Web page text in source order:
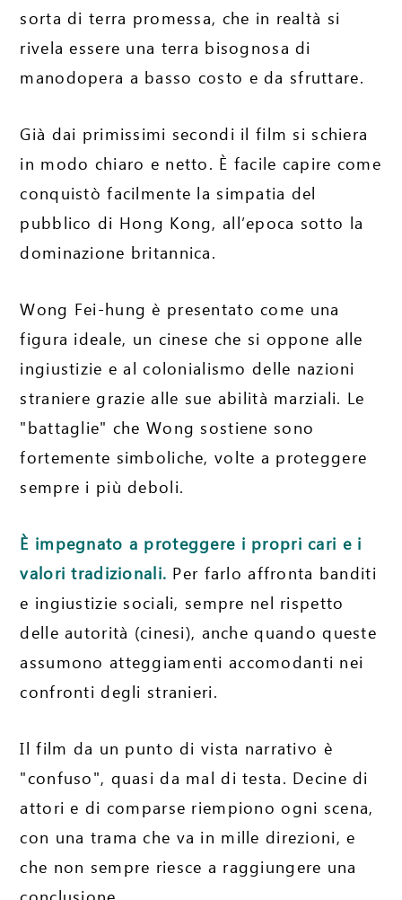
sorta di terra promessa, che in realtà si
rivela essere una terra bisognosa di
manodopera a basso costo e da sfruttare.
Già dai primissimi secondi il film si schiera
in modo chiaro e netto. È facile capire come
conquistò facilmente la simpatia del
pubblico di Hong Kong, all’epoca sotto la
dominazione britannica.
Wong Fei-hung è presentato come una
figura ideale, un cinese che si oppone alle
ingiustizie e al colonialismo delle nazioni
straniere grazie alle sue abilità marziali. Le
"battaglie" che Wong sostiene sono
fortemente simboliche, volte a proteggere
sempre i più deboli.
È impegnato a proteggere i propri cari e i
valori tradizionali. Per farlo affronta banditi
e ingiustizie sociali, sempre nel rispetto
delle autorità (cinesi), anche quando queste
assumono atteggiamenti accomodanti nei
confronti degli stranieri.
Il film da un punto di vista narrativo è
"confuso", quasi da mal di testa. Decine di
attori e di comparse riempiono ogni scena,
con una trama che va in mille direzioni, e
che non sempre riesce a raggiungere una